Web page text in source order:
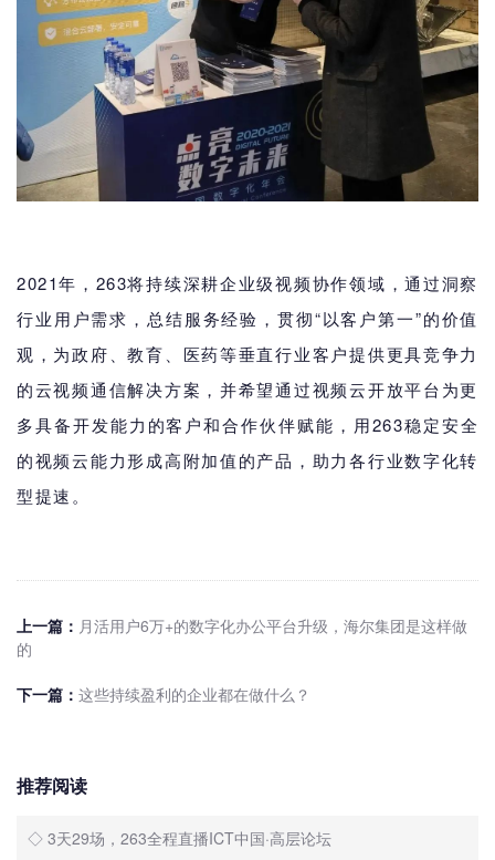
2021年，263将持续深耕企业级视频协作领域，通过洞察
行业用户需求，总结服务经验，贯彻“以客户第一”的价值
观，为政府、教育、医药等垂直行业客户提供更具竞争力
的云视频通信解决方案，并希望通过视频云开放平台为更
多具备开发能力的客户和合作伙伴赋能，用263稳定安全
的视频云能力形成高附加值的产品，助力各行业数字化转
型提速。
上一篇： 月活用户6万+的数字化办公平台升级，海尔集团是这样做
的
下一篇： 这些持续盈利的企业都在做什么？
推荐阅读
◇ 3天29场，263全程直播ICT中国·高层论坛